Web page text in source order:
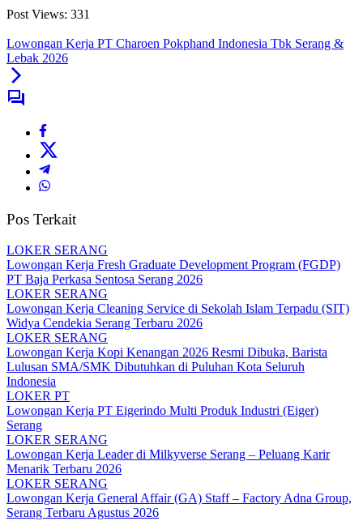
Post Views: 331
Lowongan Kerja PT Charoen Pokphand Indonesia Tbk Serang &
Lebak 2026
Pos Terkait
LOKER SERANG
Lowongan Kerja Fresh Graduate Development Program (FGDP)
PT Baja Perkasa Sentosa Serang 2026
LOKER SERANG
Lowongan Kerja Cleaning Service di Sekolah Islam Terpadu (SIT)
Widya Cendekia Serang Terbaru 2026
LOKER SERANG
Lowongan Kerja Kopi Kenangan 2026 Resmi Dibuka, Barista
Lulusan SMA/SMK Dibutuhkan di Puluhan Kota Seluruh
Indonesia
LOKER PT
Lowongan Kerja PT Eigerindo Multi Produk Industri (Eiger)
Serang
LOKER SERANG
Lowongan Kerja Leader di Milkyverse Serang – Peluang Karir
Menarik Terbaru 2026
LOKER SERANG
Lowongan Kerja General Affair (GA) Staff – Factory Adna Group,
Serang Terbaru Agustus 2026